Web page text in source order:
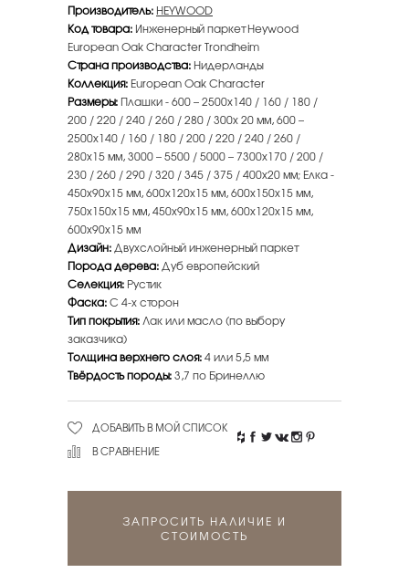
Производитель: HEYWOOD
Код товара: Инженерный паркет Heywood
European Oak Character Trondheim
Страна производства: Нидерланды
Коллекция: European Oak Character
Размеры: Плашки - 600 – 2500х140 / 160 / 180 /
200 / 220 / 240 / 260 / 280 / 300х 20 мм, 600 –
2500х140 / 160 / 180 / 200 / 220 / 240 / 260 /
280х15 мм, 3000 – 5500 / 5000 – 7300х170 / 200 /
230 / 260 / 290 / 320 / 345 / 375 / 400х20 мм; Елка -
450х90х15 мм, 600х120х15 мм, 600х150х15 мм,
750х150х15 мм, 450х90х15 мм, 600х120х15 мм,
600х90х15 мм
Дизайн:Двухслойный инженерный паркет
Порода дерева:Дуб европейский
Селекция: Рустик
Фаска:С 4-х сторон
Тип покрытия:Лак или масло (по выбору
заказчика)
Толщина верхнего слоя:4 или 5,5 мм
Твёрдость породы:3,7 по Бринеллю
ДОБАВИТЬ В МОЙ СПИСОК
В СРАВНЕНИЕ
ЗАПРОСИТЬ НАЛИЧИЕ И
СТОИМОСТЬ